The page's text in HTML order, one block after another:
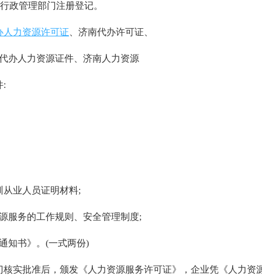
政管理部门注册登记。
人力资源许可证 、济南代办许可证、
办人力资源证件、济南人力资源
:
业人员证明材料;
服务的工作规则、安全管理制度;
知书》。(一式两份)
实批准后，颁发《人力资源服务许可证》，企业凭《人力资